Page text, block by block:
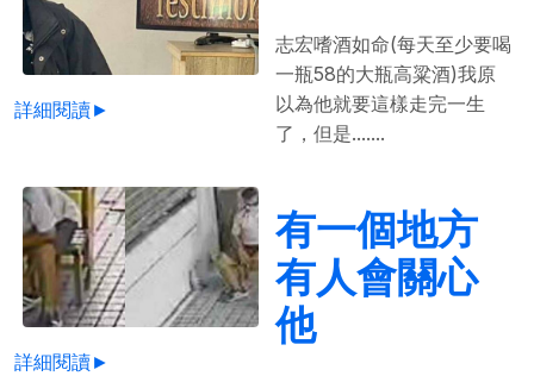
詳細閱讀►
志宏嗜酒如命(每天至少要喝
一瓶58的大瓶高粱酒)我原
以為他就要這樣走完一生
了，但是.......
詳細閱讀►
有一個地方
有人會關心
他